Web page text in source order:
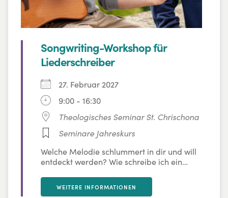
Songwriting-Workshop für
Liederschreiber
27. Februar 2027
9:00 - 16:30
Theologisches Seminar St. Chrischona
Seminare Jahreskurs
Welche Melodie schlummert in dir und will
entdeckt werden? Wie schreibe ich ein
Sprache für einen Liedtext und wie baut
sich ein Lied auf? In diesem Kurs geht es
WEITERE INFORMATIONEN